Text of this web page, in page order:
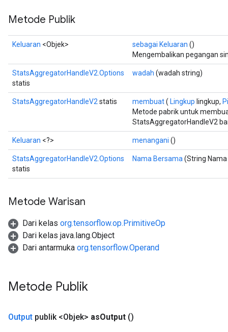
Metode Publik
Keluaran <Objek> sebagai Keluaran ()
Mengembalikan pegangan
StatsAggregatorHandleV2.Options
statis
wadah (wadah string)
StatsAggregatorHandleV2 statis membuat( Lingkup lingkup,
Metode pabrik untuk
StatsAggregatorHandleV2
Keluaran <?> menangani ()
StatsAggregatorHandleV2.Options
statis
Nama Bersama (String
Metode Warisan
Dari kelas org.tensorflow.op.PrimitiveOp
Dari kelas java.lang.Object
Dari antarmuka org.tensorflow.Operand
Metode Publik
Output publik <Objek> asOutput ()